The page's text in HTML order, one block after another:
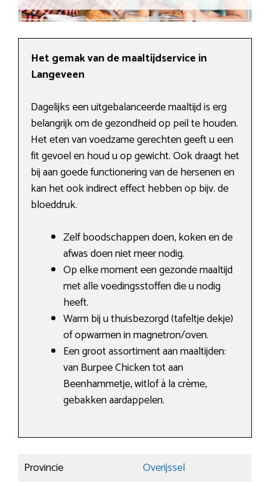
Het gemak van de maaltijdservice in
Langeveen
Dagelijks een uitgebalanceerde maaltijd is erg
belangrijk om de gezondheid op peil te houden.
Het eten van voedzame gerechten geeft u een
fit gevoel en houd u op gewicht. Ook draagt het
bij aan goede functionering van de hersenen en
kan het ook indirect effect hebben op bijv. de
bloeddruk.
Zelf boodschappen doen, koken en de
afwas doen niet meer nodig.
Op elke moment een gezonde maaltijd
met alle voedingsstoffen die u nodig
heeft.
Warm bij u thuisbezorgd (tafeltje dekje)
of opwarmen in magnetron/oven.
Een groot assortiment aan maaltijden:
van Burpee Chicken tot aan
Beenhammetje, witlof à la crème,
gebakken aardappelen.
Provincie
Overijssel